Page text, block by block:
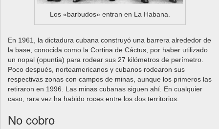
Los «barbudos» entran en La Habana.
En 1961, la dictadura cubana construyó una barrera alrededor de
la base, conocida como la Cortina de Cáctus, por haber utilizado
un nopal (opuntia) para rodear sus 27 kilómetros de perímetro.
Poco después, norteamericanos y cubanos rodearon sus
respectivas zonas con campos de minas, aunque los primeros las
retiraron en 1996. Las minas cubanas siguen ahí. En cualquier
caso, rara vez ha habido roces entre los dos territorios.
No cobro